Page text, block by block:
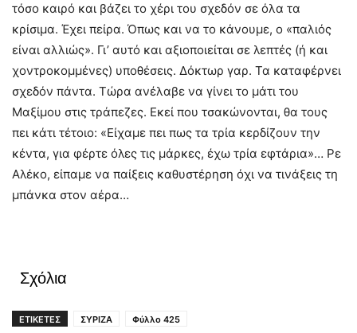
τόσο καιρό και βάζει το χέρι του σχεδόν σε όλα τα
κρίσιμα. Έχει πείρα. Όπως και να το κάνουμε, ο «παλιός
είναι αλλιώς». Γι’ αυτό και αξιοποιείται σε λεπτές (ή και
χοντροκομμένες) υποθέσεις. Δόκτωρ γαρ. Τα καταφέρνει
σχεδόν πάντα. Τώρα ανέλαβε να γίνει το μάτι του
Μαξίμου στις τράπεζες. Εκεί που τσακώνονται, θα τους
πει κάτι τέτοιο: «Είχαμε πει πως τα τρία κερδίζουν την
κέντα, για φέρτε όλες τις μάρκες, έχω τρία εφτάρια»… Ρε
Αλέκο, είπαμε να παίξεις καθυστέρηση όχι να τινάξεις τη
μπάνκα στον αέρα…
Σχόλια
ΕΤΙΚΕΤΕΣ ΣΥΡΙΖΑ Φύλλο 425